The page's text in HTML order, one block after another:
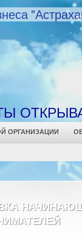
ОРГАНИЗАЦИИ